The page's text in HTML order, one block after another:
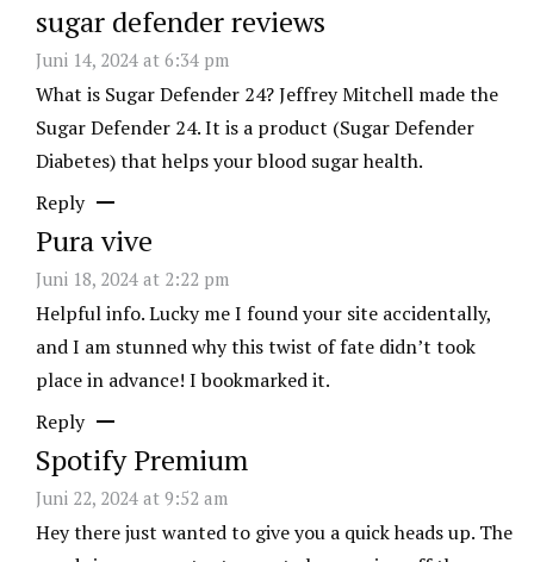
sugar defender reviews
Juni 14, 2024 at 6:34 pm
What is Sugar Defender 24? Jeffrey Mitchell made the
Sugar Defender 24. It is a product (Sugar Defender
Diabetes) that helps your blood sugar health.
Reply
Pura vive
Juni 18, 2024 at 2:22 pm
Helpful info. Lucky me I found your site accidentally,
and I am stunned why this twist of fate didn’t took
place in advance! I bookmarked it.
Reply
Spotify Premium
Juni 22, 2024 at 9:52 am
Hey there just wanted to give you a quick heads up. The